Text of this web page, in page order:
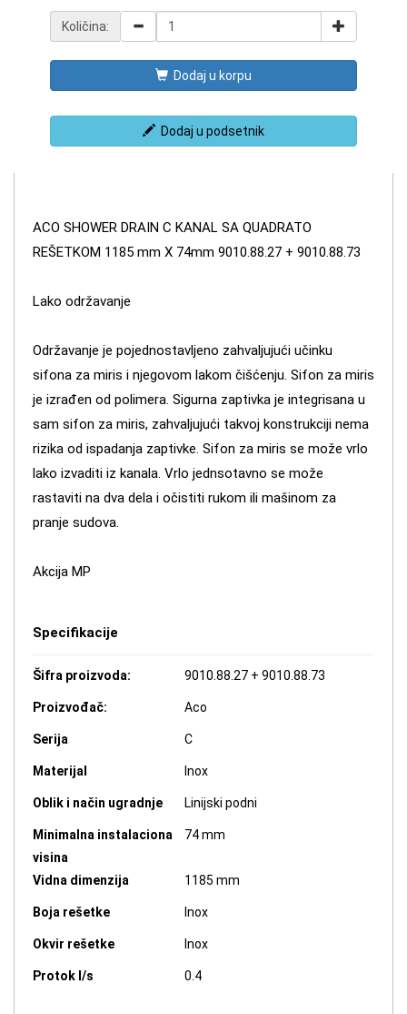
Količina:
Dodaj u korpu
Dodaj u podsetnik
ACO SHOWER DRAIN C KANAL SA QUADRATO
REŠETKOM 1185 mm X 74mm 9010.88.27 + 9010.88.73
Lako održavanje
Održavanje je pojednostavljeno zahvaljujući učinku
sifona za miris i njegovom lakom čišćenju. Sifon za miris
je izrađen od polimera. Sigurna zaptivka je integrisana u
sam sifon za miris, zahvaljujući takvoj konstrukciji nema
rizika od ispadanja zaptivke. Sifon za miris se može vrlo
lako izvaditi iz kanala. Vrlo jednsotavno se može
rastaviti na dva dela i očistiti rukom ili mašinom za
pranje sudova.
Akcija MP
Specifikacije
Šifra proizvoda: 9010.88.27 + 9010.88.73
Proizvođač: Aco
Serija C
Materijal Inox
Oblik i način ugradnje Linijski podni
Minimalna instalaciona
visina
74 mm
Vidna dimenzija 1185 mm
Boja rešetke Inox
Okvir rešetke Inox
Protok l/s 0.4